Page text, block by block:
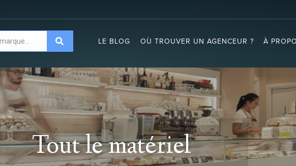
LE BLOG OÙ TROUVER UN AGENCEUR ? À
Tout le matériel